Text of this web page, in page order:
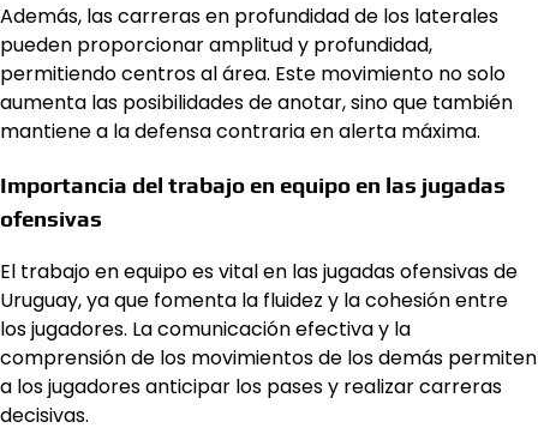
Además, las carreras en profundidad de los laterales
pueden proporcionar amplitud y profundidad,
permitiendo centros al área. Este movimiento no solo
aumenta las posibilidades de anotar, sino que también
mantiene a la defensa contraria en alerta máxima.
Importancia del trabajo en equipo en las jugadas
ofensivas
El trabajo en equipo es vital en las jugadas ofensivas de
Uruguay, ya que fomenta la fluidez y la cohesión entre
los jugadores. La comunicación efectiva y la
comprensión de los movimientos de los demás permiten
a los jugadores anticipar los pases y realizar carreras
decisivas.